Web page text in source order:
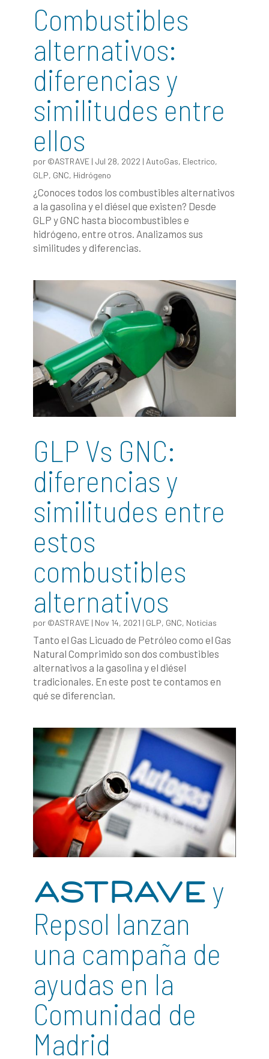
Combustibles
alternativos:
diferencias y
similitudes entre
ellos
por ©ASTRAVE| Jul 28, 2022 | AutoGas, Electrico,
GLP, GNC, Hidrógeno
¿Conoces todos los combustibles alternativos
a la gasolina y el diésel que existen? Desde
GLP y GNC hasta biocombustibles e
hidrógeno, entre otros. Analizamos sus
similitudes y diferencias.
GLP Vs GNC:
diferencias y
similitudes entre
estos
combustibles
alternativos
por ©ASTRAVE| Nov 14, 2021 | GLP, GNC, Noticias
Tanto el Gas Licuado de Petróleo como el Gas
Natural Comprimido son dos combustibles
alternativos a la gasolina y el diésel
tradicionales. En este post te contamos en
qué se diferencian.
ASTRAVE y
Repsol lanzan
una campaña de
ayudas en la
Comunidad de
Madrid